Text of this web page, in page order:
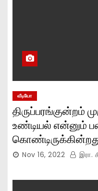
வீடியோ
திருப்பரங்குன்றம்
உண்டியல் என்னும்
Nov 16, 2022 இரா.